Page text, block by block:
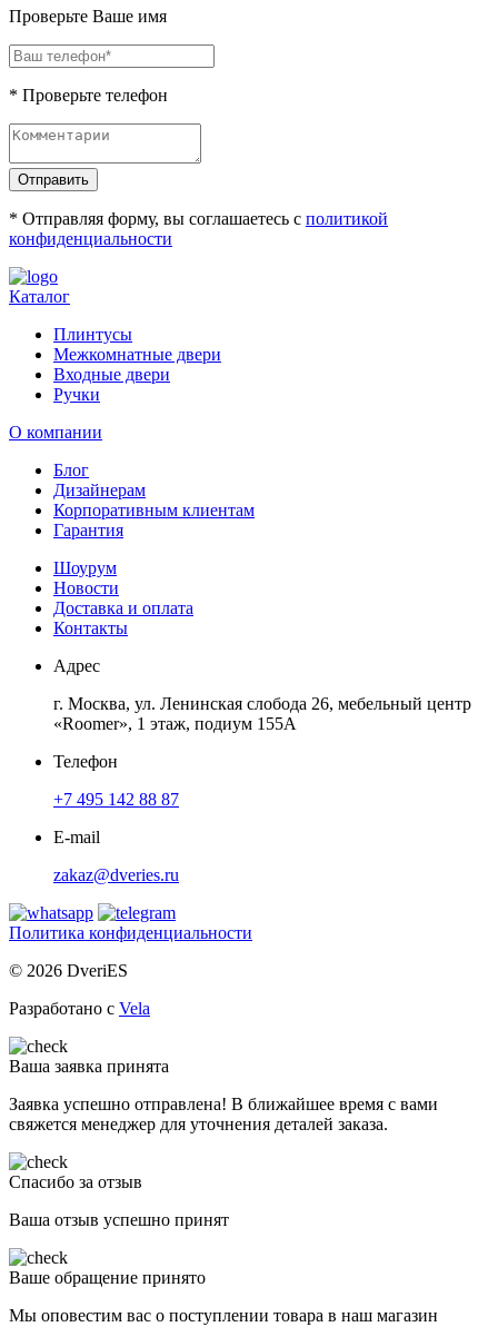
Проверьте Ваше имя
* Проверьте телефон
Отправить
* Отправляя форму, вы соглашаетесь с политикой
конфиденциальности
Каталог
Плинтусы
Межкомнатные двери
Входные двери
Ручки
О компании
Блог
Дизайнерам
Корпоративным клиентам
Гарантия
Шоурум
Новости
Доставка и оплата
Контакты
Адрес
г. Москва, ул. Ленинская слобода 26, мебельный центр
«Roomer», 1 этаж, подиум 155А
Телефон
+7 495 142 88 87
E-mail
zakaz@dveries.ru
Политика конфиденциальности
© 2026 DveriES
Разработано с Vela
Ваша заявка принята
Заявка успешно отправлена! В ближайшее время с вами
свяжется менеджер для уточнения деталей заказа.
Спасибо за отзыв
Ваша отзыв успешно принят
Ваше обращение принято
Мы оповестим вас о поступлении товара в наш магазин